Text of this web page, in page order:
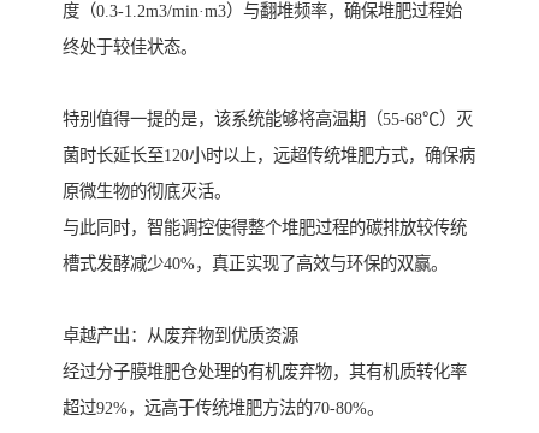
度（0.3-1.2m3/min·m3）与翻堆频率，确保堆肥过程始
终处于较佳状态。
特别值得一提的是，该系统能够将高温期（55-68℃）灭
菌时长延长至120小时以上，远超传统堆肥方式，确保病
原微生物的彻底灭活。
与此同时，智能调控使得整个堆肥过程的碳排放较传统
槽式发酵减少40%，真正实现了高效与环保的双赢。
卓越产出：从废弃物到优质资源
经过分子膜堆肥仓处理的有机废弃物，其有机质转化率
超过92%，远高于传统堆肥方法的70-80%。